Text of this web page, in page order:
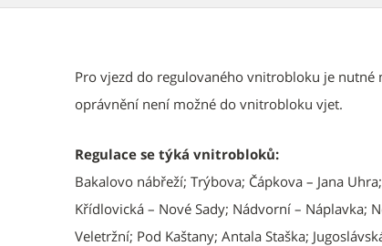
Popis
Pro vjezd do regulovaného vnitrobloku je
oprávnění není možné do vnitrobloku vjet.
Regulace se týká vnitrobloků:
Bakalovo nábřeží; Trýbova; Čápkova – Jana
Křídlovická – Nové Sady; Nádvorní – Náplavka;
Veletržní; Pod Kaštany; Antala Staška;